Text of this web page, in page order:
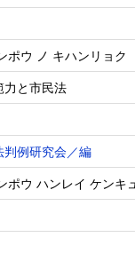
ポウ ノ キハンリョク
力と市民法
判例研究会／編
ポウ ハンレイ ケンキ